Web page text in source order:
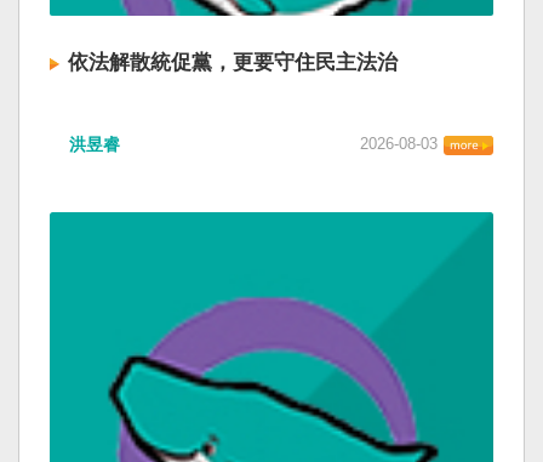
依法解散統促黨，更要守住民主法治
洪昱睿 2026-08-03